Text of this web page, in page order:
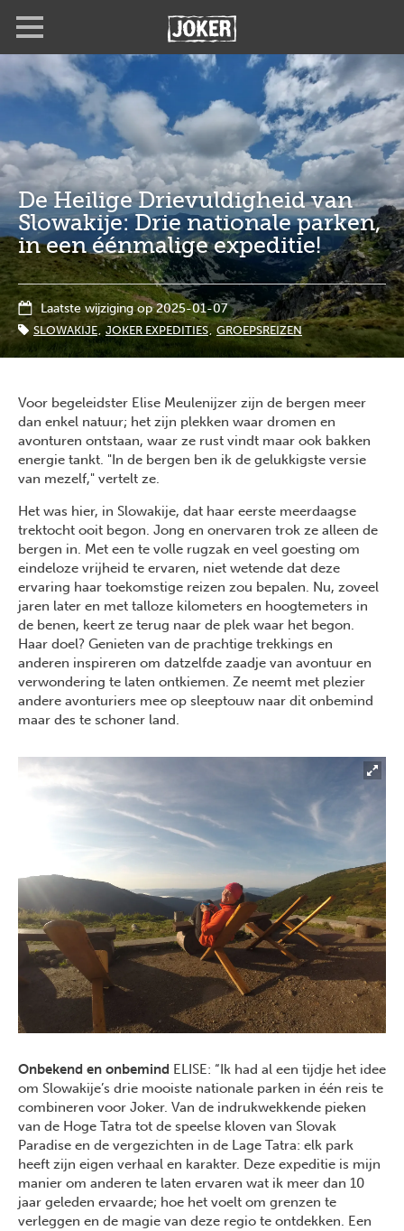
de
inhoud
gaan
De Heilige Drievuldigheid van
Slowakije: Drie nationale parken,
in een éénmalige expeditie!
Laatste wijziging op 2025-01-07
SLOWAKIJE JOKER EXPEDITIES GROEPSREIZEN
Voor begeleidster Elise Meulenijzer zijn de bergen meer
dan enkel natuur; het zijn plekken waar dromen en
avonturen ontstaan, waar ze rust vindt maar ook bakken
energie tankt. "In de bergen ben ik de gelukkigste versie
van mezelf," vertelt ze.
Het was hier, in Slowakije, dat haar eerste meerdaagse
trektocht ooit begon. Jong en onervaren trok ze alleen de
bergen in. Met een te volle rugzak en veel goesting om
eindeloze vrijheid te ervaren, niet wetende dat deze
ervaring haar toekomstige reizen zou bepalen. Nu, zoveel
jaren later en met talloze kilometers en hoogtemeters in
de benen, keert ze terug naar de plek waar het begon.
Haar doel? Genieten van de prachtige trekkings en
anderen inspireren om datzelfde zaadje van avontuur en
verwondering te laten ontkiemen. Ze neemt met plezier
andere avonturiers mee op sleeptouw naar dit onbemind
maar des te schoner land.
Onbekend en onbemind ELISE: “Ik had al een tijdje het idee
om Slowakije’s drie mooiste nationale parken in één reis te
combineren voor Joker. Van de indrukwekkende pieken
van de Hoge Tatra tot de speelse kloven van Slovak
Paradise en de vergezichten in de Lage Tatra: elk park
heeft zijn eigen verhaal en karakter. Deze expeditie is mijn
manier om anderen te laten ervaren wat ik meer dan 10
jaar geleden ervaarde; hoe het voelt om grenzen te
verleggen en de magie van deze regio te ontdekken. Een